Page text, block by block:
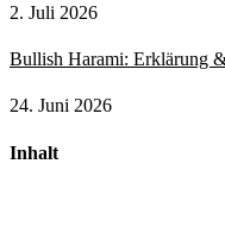
2. Juli 2026
Bullish Harami: Erklärung
24. Juni 2026
Inhalt